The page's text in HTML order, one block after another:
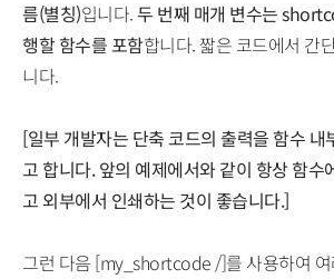
름(별칭)입니다.두 번째 매개 변수는
행할 함수를 포함합니다. 짧은 코드에서 간
니다.
[일부 개발자는 단축 코드의 출력을 함수 내
고 합니다. 앞의 예제에서와 같이 항상 함수
고 외부에서 인쇄하는 것이 좋습니다.]
그런 다음 [my_shortcode /]를 사용하여